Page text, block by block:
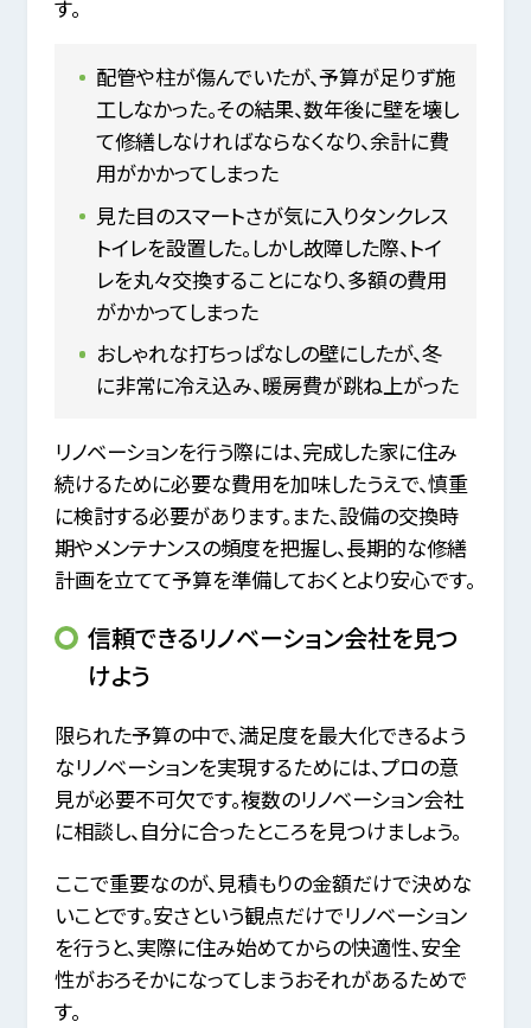
す。
配管や柱が傷んでいたが、予算が足りず施
工しなかった。その結果、数年後に壁を壊し
て修繕しなければならなくなり、余計に費
用がかかってしまった
見た目のスマートさが気に入りタンクレス
トイレを設置した。しかし故障した際、トイ
レを丸々交換することになり、多額の費用
がかかってしまった
おしゃれな打ちっぱなしの壁にしたが、冬
に非常に冷え込み、暖房費が跳ね上がった
リノベーションを行う際には、完成した家に住み
続けるために必要な費用を加味したうえで、慎重
に検討する必要があります。また、設備の交換時
期やメンテナンスの頻度を把握し、長期的な修繕
計画を立てて予算を準備しておくとより安心です。
信頼できるリノベーション会社を見つ
けよう
限られた予算の中で、満足度を最大化できるよう
なリノベーションを実現するためには、プロの意
見が必要不可欠です。複数のリノベーション会社
に相談し、自分に合ったところを見つけましょう。
ここで重要なのが、見積もりの金額だけで決めな
いことです。安さという観点だけでリノベーション
を行うと、実際に住み始めてからの快適性、安全
性がおろそかになってしまうおそれがあるためで
す。